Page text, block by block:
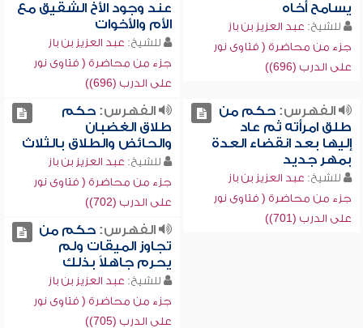
يسامح أخاه
للشيخ: عبد العزيز بن باز
جزء من محاضرة ( فتاوى نور
على الدرب (696))
عند وجود الأخ الشقيق مع
الأم والأخوات
للشيخ: عبد العزيز بن باز
جزء من محاضرة ( فتاوى نور
على الدرب (696))
الفهرس:حكم من
طلق امرأته ثم عاد
إليها بعد انقضاء العدة
بمهر جديد
للشيخ: عبد العزيز بن باز
جزء من محاضرة ( فتاوى نور
على الدرب (701))
الفهرس:حكم
طلاق الغضبان
والحائض والطلاق بالثلاث
للشيخ: عبد العزيز بن باز
جزء من محاضرة ( فتاوى نور
على الدرب (702))
الفهرس:حكم من
تجاوز الميقات ولم
يحرم جاهلاً بذلك
للشيخ: عبد العزيز بن باز
جزء من محاضرة ( فتاوى نور
على الدرب (705))